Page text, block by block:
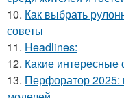
10. Как выбрать
советы
11. Headlines:
12. Какие
13. Перфоратор 2025: